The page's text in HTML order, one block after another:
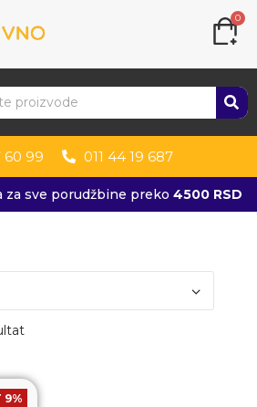
0
60 99 011 44 19 687
za sve porudžbine preko4500 RSD
9%